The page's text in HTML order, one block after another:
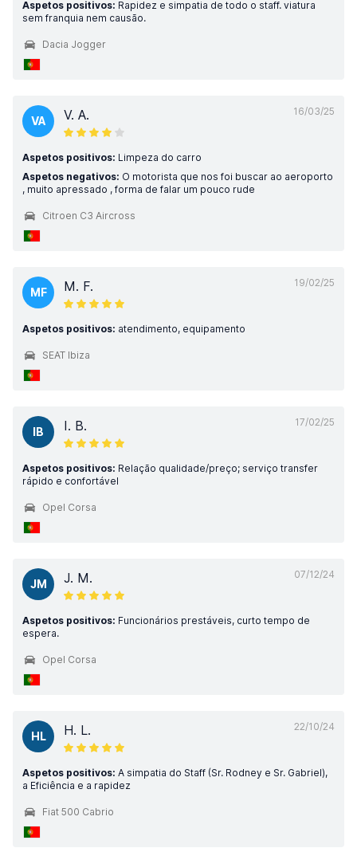
Aspetos positivos: Rapidez e simpatia de todo o staff. viatura
sem franquia nem causão.
Dacia Jogger
16/03/25
VA V. A.
Aspetos positivos: Limpeza do carro
Aspetos negativos: O motorista que nos foi buscar ao aeroporto
, muito apressado , forma de falar um pouco rude
Citroen C3 Aircross
19/02/25
MF M. F.
Aspetos positivos: atendimento, equipamento
SEAT Ibiza
17/02/25
IB I. B.
Aspetos positivos: Relação qualidade/preço; serviço transfer
rápido e confortável
Opel Corsa
07/12/24
JM J. M.
Aspetos positivos: Funcionários prestáveis, curto tempo de
espera.
Opel Corsa
22/10/24
HL H. L.
Aspetos positivos: A simpatia do Staff (Sr. Rodney e Sr. Gabriel),
a Eficiência e a rapidez
Fiat 500 Cabrio